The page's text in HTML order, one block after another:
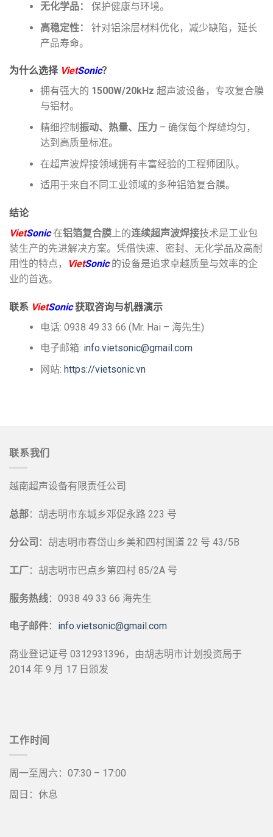
无化学品：
保护健康与环境。
高稳定性：
针对铝涂层材料优化，减少缺陷，延长
产品寿命。
为什么选择 VietSonic？
拥有强大的 1500W/20kHz 超声波设备，专攻复合膜
与铝材。
精细控制 振动、热量、压力 – 确保每个焊缝均匀，
达到高质量标准。
在超声波焊接领域拥有丰富经验的工程师团队。
适用于来自不同工业领域的多种铝箔复合膜。
结论
VietSonic在铝箔复合膜上的连续超声波焊接技术是工业包
装生产的先进解决方案。凭借快速、密封、无化学品及高耐
用性的特点，
VietSonic的设备是追求卓越质量与效率的企
业的首选。
联系 VietSonic获取咨询与机器演示
电话: 0938 49 33 66 (Mr. Hai – 海先生)
电子邮箱: info.vietsonic@gmail.com
网站: https://vietsonic.vn
联系我们
越南超声设备有限责任公司
总部：胡志明市东城乡邓促永路 223 号
分公司 ：胡志明市春岱山乡美和四村国道 22 号 43/5B
工厂：胡志明市巴点乡第四村 85/2A 号
服务热线：0938 49 33 66 海先生
电子邮件： info.vietsonic@gmail.com
商业登记证号 0312931396，由胡志明市计划投资局于
2014 年 9 月 17 日颁发
工作时间
周一至周六：07:30 – 17:00
周日：休息